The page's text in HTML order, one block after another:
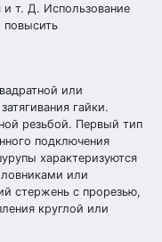
и т. Д. Использование
повысить
или
гайки.
резьбой. Первый тип
подключения
характеризуются
или
стержень с прорезью,
круглой или